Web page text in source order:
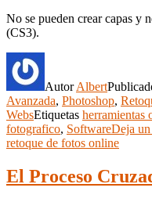
No se pueden crear capas y
(CS3).
AutorAlbert
Avanzada, Photoshop,
WebsEtiquetas herramientas
fotografico, SoftwareDeja
retoque de fotos online
El Proceso